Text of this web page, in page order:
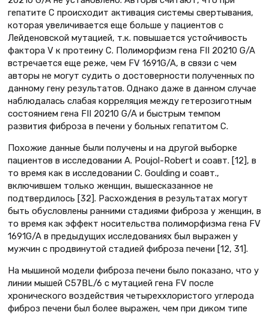
гепатите С происходит активация системы свертывания,
которая увеличивается еще больше у пациентов с
Лейденовской мутацией, т.к. повышается устойчивость
фактора V к протеину С. Полиморфизм гена FII 20210 G/A
встречается еще реже, чем FV 1691G/A, в связи с чем
авторы не могут судить о достоверности полученных по
данному гену результатов. Однако даже в данном случае
наблюдалась слабая корреляция между гетерозиготным
состоянием гена FII 20210 G/A и быстрым темпом
развития фиброза в печени у больных гепатитом С.
Похожие данные были получены и на другой выборке
пациентов в исследовании A. Poujol-Robert и соавт. [12], в
то время как в исследовании C. Goulding и соавт.,
включившем только женщин, вышесказанное не
подтвердилось [32]. Расхождения в результатах могут
быть обусловлены ранними стадиями фиброза у женщин, в
то время как эффект носительства полиморфизма гена FV
1691G/A в предыдущих исследованиях был выражен у
мужчин с продвинутой стадией фиброза печени [12, 31].
На мышиной модели фиброза печени было показано, что у
линии мышей C57BL/6 с мутацией гена FV после
хронического воздействия четыреххлористого углерода
фиброз печени был более выражен, чем при диком типе